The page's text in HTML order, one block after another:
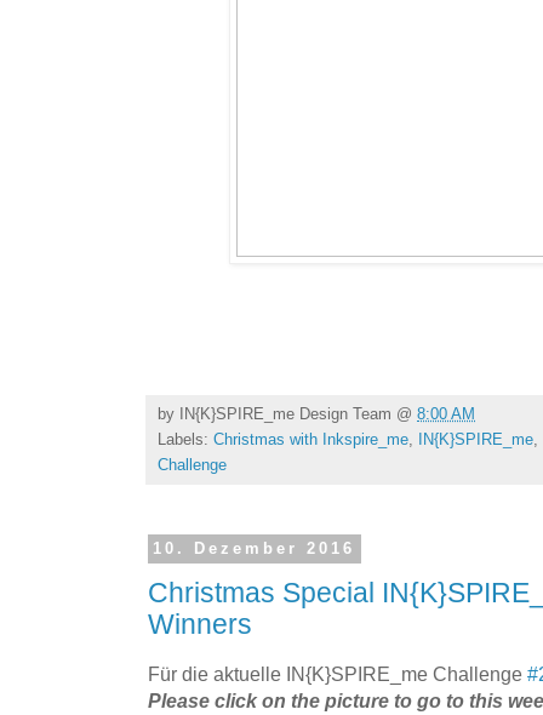
by IN{K}SPIRE_me Design Team @ 8:00 AM
Labels: Christmas with Inkspire_me, IN{K}SPIRE_me,
Challenge
10. Dezember 2016
Christmas Special
Winners
Für die aktuelle IN{K}SPIRE_me Challenge
Please click on the picture to go to this